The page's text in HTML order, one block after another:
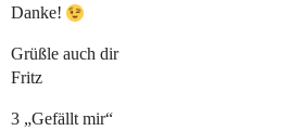
Danke!
Grüßle auch dir
Fritz
3 „Gefällt mir“